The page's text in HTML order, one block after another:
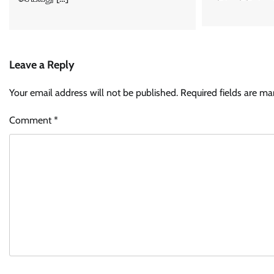
Leave a Reply
Your email address will not be published. Required fields are
Comment*